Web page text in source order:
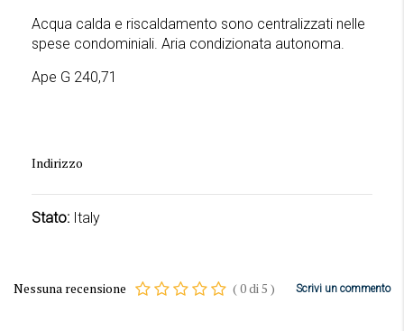
Acqua calda e riscaldamento sono centralizzati nelle
spese condominiali. Aria condizionata autonoma.
Ape G 240,71
Indirizzo
Stato: Italy
Nessuna recensione (0di5 ) Scrivi un commento